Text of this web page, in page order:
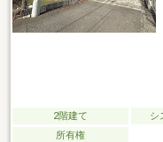
2階建て シ
所有権